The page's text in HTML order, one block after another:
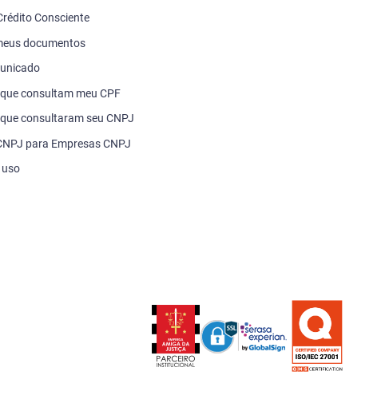
Consciente
documentos
consultam meu CPF
consultaram seu CNPJ
para Empresas CNPJ
uso